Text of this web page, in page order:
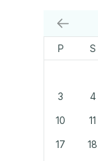
P S
3 4
10 11
17 18